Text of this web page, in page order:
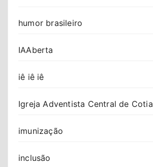
humor brasileiro
IAAberta
iê iê iê
Igreja Adventista Central de Cotia
imunização
inclusão